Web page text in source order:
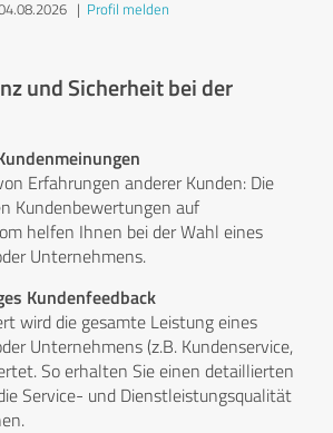
| Profil melden
und Sicherheit bei der
Erfahrungen anderer Kunden: Die
Kundenbewertungen auf
helfen Ihnen bei der Wahl eines
Unternehmens.
Kundenfeedback
wird die gesamte Leistung eines
Unternehmens (z.B. Kundenservice,
So erhalten Sie einen detaillierten
Service- und Dienstleistungsqualität